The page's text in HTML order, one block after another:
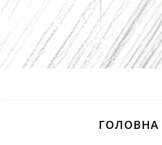
ГОЛОВНА